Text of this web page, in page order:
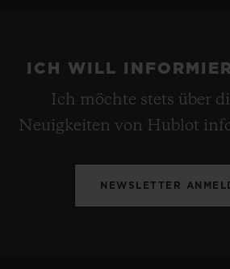
ICH WILL
Ich möchte stets über
Neuigkeiten von Hublot
NEWSLETTER